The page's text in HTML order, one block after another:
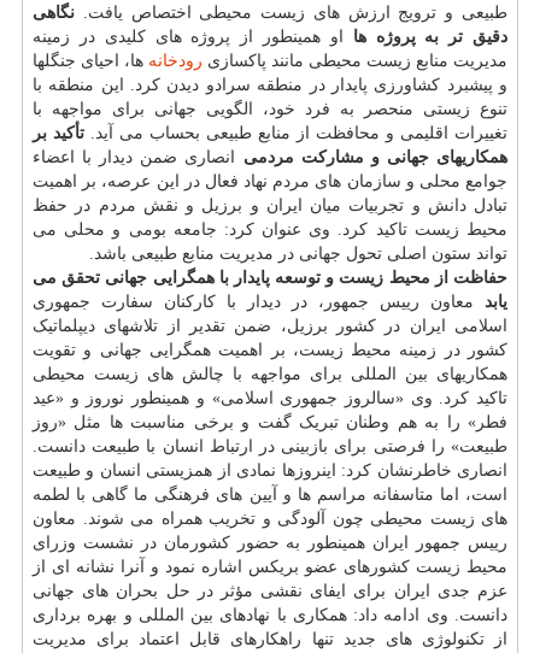
طبیعی و ترویج ارزش های زیست محیطی اختصاص یافت. نگاهی
دقیق تر به پروژه ها او همینطور از پروژه های کلیدی در زمینه
مدیریت منابع زیست محیطی مانند پاکسازی رودخانه ها، احیای جنگلها
و پیشبرد کشاورزی پایدار در منطقه سرادو دیدن کرد. این منطقه با
تنوع زیستی منحصر به فرد خود، الگویی جهانی برای مواجهه با
تغییرات اقلیمی و محافظت از منابع طبیعی بحساب می آید. تأکید بر
همکاریهای جهانی و مشارکت مردمی انصاری ضمن دیدار با اعضاء
جوامع محلی و سازمان های مردم نهاد فعال در این عرصه، بر اهمیت
تبادل دانش و تجربیات میان ایران و برزیل و نقش مردم در حفظ
محیط زیست تاکید کرد. وی عنوان کرد: جامعه بومی و محلی می
تواند ستون اصلی تحول جهانی در مدیریت منابع طبیعی باشد.
حفاظت از محیط زیست و توسعه پایدار با همگرایی جهانی تحقق می
یابد معاون رییس جمهور، در دیدار با کارکنان سفارت جمهوری
اسلامی ایران در کشور برزیل، ضمن تقدیر از تلاشهای دیپلماتیک
کشور در زمینه محیط زیست، بر اهمیت همگرایی جهانی و تقویت
همکاریهای بین المللی برای مواجهه با چالش های زیست محیطی
تاکید کرد. وی «سالروز جمهوری اسلامی» و همینطور نوروز و «عید
فطر» را به هم وطنان تبریک گفت و برخی مناسبت ها مثل «روز
طبیعت» را فرصتی برای بازبینی در ارتباط انسان با طبیعت دانست.
انصاری خاطرنشان کرد: اینروزها نمادی از همزیستی انسان و طبیعت
است، اما متاسفانه مراسم ها و آیین های فرهنگی ما گاهی با لطمه
های زیست محیطی چون آلودگی و تخریب همراه می شوند. معاون
رییس جمهور ایران همینطور به حضور کشورمان در نشست وزرای
محیط زیست کشورهای عضو بریکس اشاره نمود و آنرا نشانه ای از
عزم جدی ایران برای ایفای نقشی مؤثر در حل بحران های جهانی
دانست. وی ادامه داد: همکاری با نهادهای بین المللی و بهره برداری
از تکنولوژی های جدید تنها راهکارهای قابل اعتماد برای مدیریت